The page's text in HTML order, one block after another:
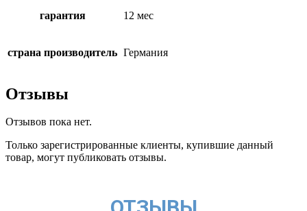
гарантия 12 мес
страна производитель Германия
Отзывы
Отзывов пока нет.
Только зарегистрированные клиенты, купившие данный
товар, могут публиковать отзывы.